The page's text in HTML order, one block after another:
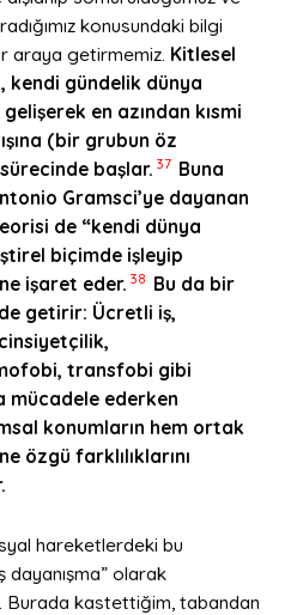
konusundaki bilgi
araya getirmemiz. Kitlesel
kendi gündelik dünya
en azından kısmi
(bir grubun öz
başlar. 37 Buna
Gramsci’ye dayanan
de “kendi dünya
biçimde işleyip
işaret eder. 38 Bu da bir
getirir: Ücretli iş,
transfobi gibi
mücadele ederken
konumların hem ortak
özgü farklılıklarını
hareketlerdeki bu
dayanışma” olarak
Burada kastettiğim, tabandan